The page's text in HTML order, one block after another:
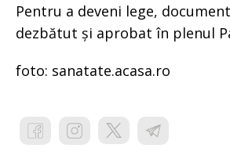
Pentru a deveni lege,
dezbătut și aprobat în plenul
foto: sanatate.acasa.ro